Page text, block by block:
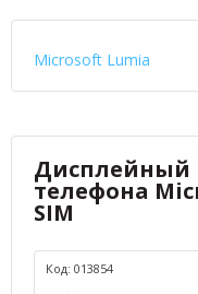
Microsoft Lumia
Дисплейный
телефона
SIM
Код: 013854